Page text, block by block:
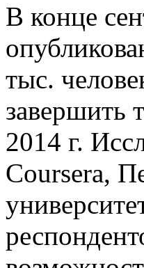
В конце
тыс.
завершить
2014 г.
Coursera,